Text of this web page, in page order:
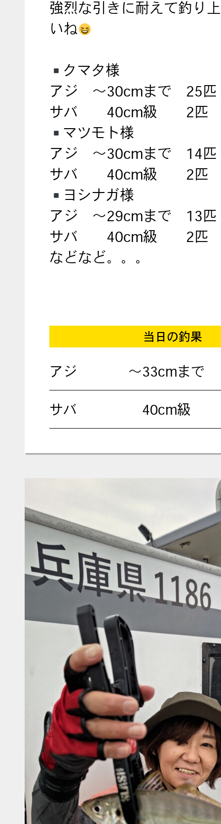
強烈な引きに耐えて釣り
いね
クマタ様
アジ ～30cmまで 25匹
サバ 40cm級 2匹
マツモト様
アジ ～30cmまで 14匹
サバ 40cm級 2匹
ヨシナガ様
アジ ～29cmまで 13匹
サバ 40cm級 2匹
などなど。。。
当日の釣果
アジ ～33cmまで
サバ 40cm級